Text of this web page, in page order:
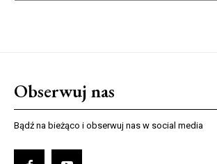
Obserwuj nas
Bądź na bieżąco i obserwuj nas w social media